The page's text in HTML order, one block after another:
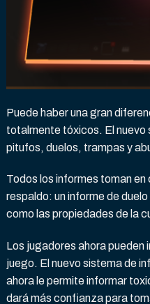
Puede haber una gran
totalmente tóxicos. El nuevo
pitufos, duelos, trampas y
Todos los informes toman
respaldo: un informe de
como las propiedades de la
Los jugadores ahora pueden
juego. El nuevo sistema de
ahora le permite informar
dará más confianza para